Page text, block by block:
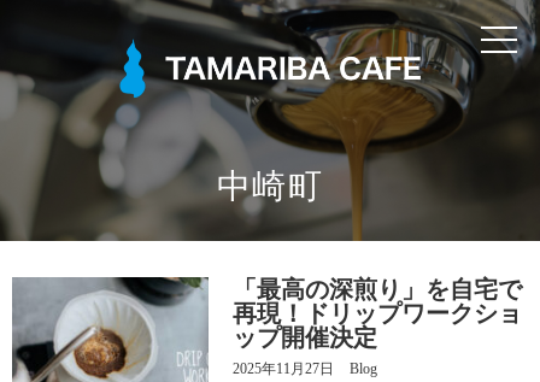
ホーム
メニュー
コーヒー豆のこだわり
お知らせ
中崎町
「最高の深煎り」を自宅で
再現！ドリップワークショ
ップ開催決定
2025年11月27日 Blog